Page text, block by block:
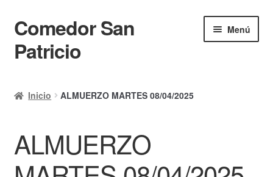
Ir
a
la
Ir
al
contenido
Comedor San
Patricio
Menú
Calendario
Mi cuenta
Ayuda Rapida
Inicio ALMUERZO MARTES 08/04/2025
ALMUERZO